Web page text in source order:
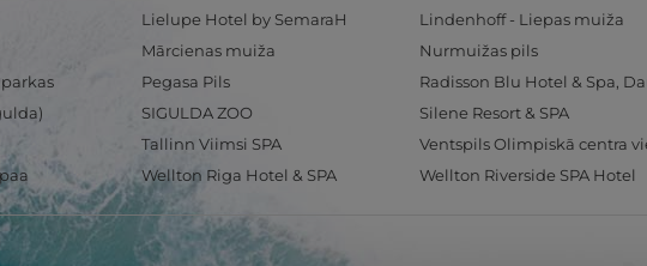
Lielupe Hotel by SemaraH Lindenhoff - Liepas muiža
Mārcienas muiža Nurmuižas pils
Pegasa Pils
SIGULDA ZOO Silene Resort & SPA
Tallinn Viimsi SPA
Wellton Riga Hotel & SPA Wellton Riverside SPA Hotel